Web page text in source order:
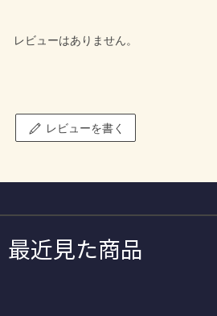
レビューはありません。
レビューを書く
最近見た商品